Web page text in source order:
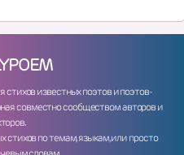
POEM
известных поэтов и поэтов-
совместно сообществом авторов и
по темам, языкам, или просто